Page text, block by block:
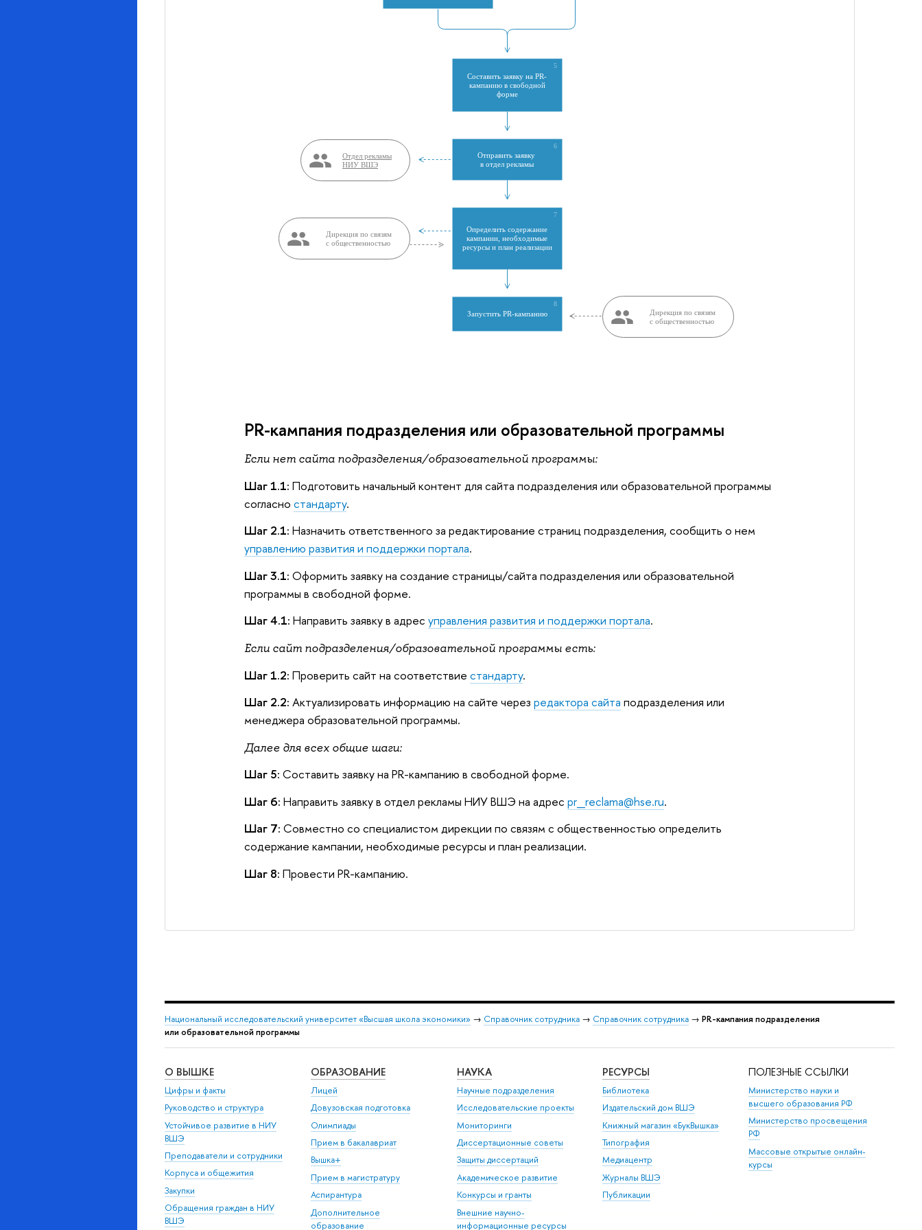
Отдел рекламы
НИУ ВШЭ
Составить заявку на PR-
кампанию в свободной
форме
5
Отправить заявку
в отдел рекламы
6
Определить содержание
кампании, необходимые
ресурсы и план реализации
7
Запустить PR-кампанию
8
Дирекция по связям
с общественностью
Дирекция по связям
с общественностью
PR-кампания подразделения или образовательной программы
Если нет сайта подразделения/образовательной программы:
Шаг 1.1: Подготовить начальный контент для сайта подразделения или образовательной программы
согласно стандарту.
Шаг 2.1: Назначить ответственного за редактирование страниц подразделения, сообщить о нем
управлению развития и поддержки портала.
Шаг 3.1: Оформить заявку на создание страницы/сайта подразделения или образовательной
программы в свободной форме.
Шаг 4.1: Направить заявку в адрес управления развития и поддержки портала.
Если сайт подразделения/образовательной программы есть:
Шаг 1.2: Проверить сайт на соответствие стандарту.
Шаг 2.2: Актуализировать информацию на сайте через редактора сайта подразделения или
менеджера образовательной программы.
Далее для всех общие шаги:
Шаг 5: Составить заявку на PR-кампанию в свободной форме.
Шаг 6: Направить заявку в отдел рекламы НИУ ВШЭ на адрес pr_reclama@hse.ru.
Шаг 7: Совместно со специалистом дирекции по связям с общественностью определить
содержание кампании, необходимые ресурсы и план реализации.
Шаг 8: Провести PR-кампанию.
Национальный исследовательский университет «Высшая школа экономики» → Справочник сотрудника → Справочник сотрудника → PR-кампания подразделения
или образовательной программы
О ВЫШКЕ
Цифры и факты
Руководство и структура
Устойчивое развитие в НИУ
ВШЭ
Преподаватели и сотрудники
Корпуса и общежития
Закупки
Обращения граждан в НИУ
ВШЭ
ОБРАЗОВАНИЕ
Лицей
Довузовская подготовка
Олимпиады
Прием в бакалавриат
Вышка+
Прием в магистратуру
Аспирантура
Дополнительное
образование
НАУКА
Научные подразделения
Исследовательские проекты
Мониторинги
Диссертационные советы
Защиты диссертаций
Академическое развитие
Конкурсы и гранты
Внешние научно-
информационные ресурсы
РЕСУРСЫ
Библиотека
Издательский дом ВШЭ
Книжный магазин «БукВышка»
Типография
Медиацентр
Журналы ВШЭ
Публикации
ПОЛЕЗНЫЕ ССЫЛКИ
Министерство науки и
высшего образования РФ
Министерство просвещения
РФ
Массовые открытые онлайн-
курсы